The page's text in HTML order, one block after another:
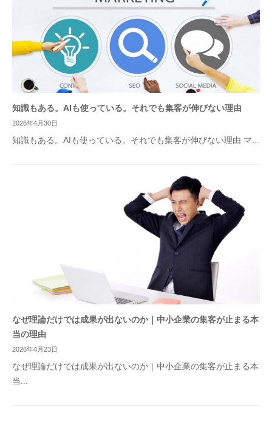
知識もある。AIも使っている。それでも集客が伸びない理由
2026年4月30日
知識もある。AIも使っている。それでも集客が伸びない理由 マ...
なぜ理論だけでは成果が出ないのか｜中小企業の集客が止まる本
当の理由
2026年4月23日
なぜ理論だけでは成果が出ないのか｜中小企業の集客が止まる本
当...